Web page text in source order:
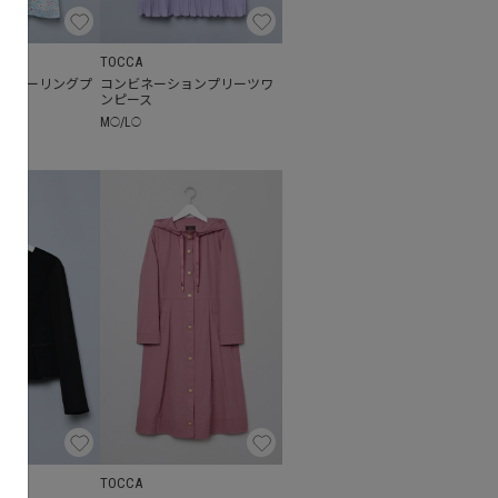
ャーリングプ
TOCCA
コンビネーションプリーツワ
ンピース
M◯/L◯
TOCCA